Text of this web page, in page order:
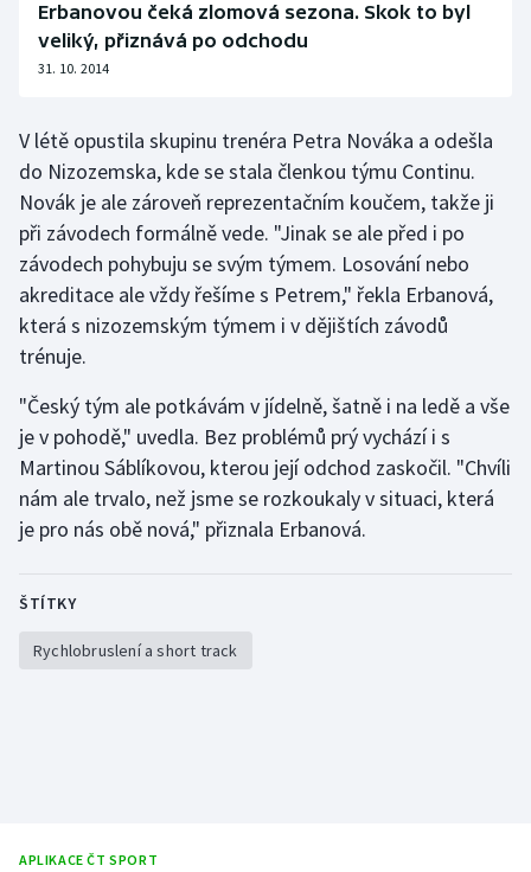
Olympijské hry
Plavání
Plážový volejbal
Ragby
Rychlobruslení
Short track
Sportovní střelba
Triatlon
Veslování
Erbanovou čeká zlomová sezona. Skok to byl
veliký, přiznává po odchodu
31. 10. 2014
V létě opustila skupinu trenéra Petra Nováka a odešla
do Nizozemska, kde se stala členkou týmu Continu.
Novák je ale zároveň reprezentačním koučem, takže ji
při závodech formálně vede. "Jinak se ale před i po
závodech pohybuju se svým týmem. Losování nebo
akreditace ale vždy řešíme s Petrem," řekla Erbanová,
která s nizozemským týmem i v dějištích závodů
trénuje.
"Český tým ale potkávám v jídelně, šatně i na ledě a vše
je v pohodě," uvedla. Bez problémů prý vychází i s
Martinou Sáblíkovou, kterou její odchod zaskočil. "Chvíli
nám ale trvalo, než jsme se rozkoukaly v situaci, která
je pro nás obě nová," přiznala Erbanová.
ŠTÍTKY
Rychlobruslení a short track
APLIKACE ČT SPORT